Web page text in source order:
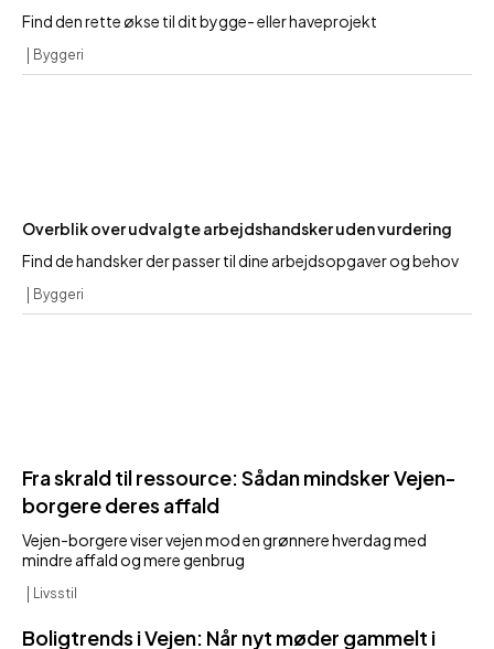
Find den rette økse til dit bygge- eller haveprojekt
Byggeri
Overblik over udvalgte arbejdshandsker uden vurdering
Find de handsker der passer til dine arbejdsopgaver og behov
Byggeri
Fra skrald til ressource: Sådan mindsker Vejen-
borgere deres affald
Vejen-borgere viser vejen mod en grønnere hverdag med
mindre affald og mere genbrug
Livsstil
Boligtrends i Vejen: Når nyt møder gammelt i